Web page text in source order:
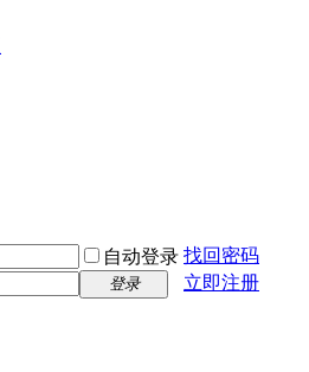
自动登录 找回密码
登录 立即注册